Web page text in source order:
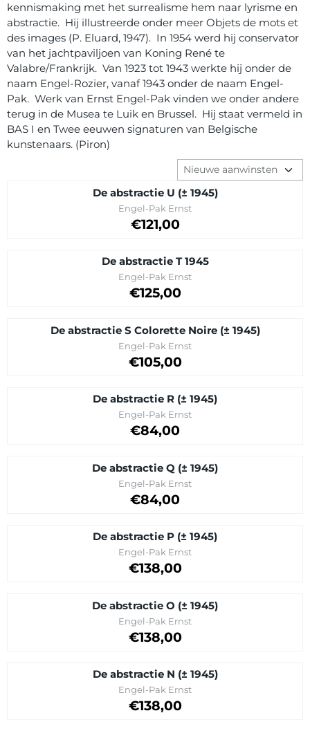
kennismaking met het surrealisme hem naar lyrisme en
abstractie. Hij illustreerde onder meer Objets de mots et
des images (P. Eluard, 1947). In 1954 werd hij conservator
van het jachtpaviljoen van Koning René te
Valabre/Frankrijk. Van 1923 tot 1943 werkte hij onder de
naam Engel-Rozier, vanaf 1943 onder de naam Engel-
Pak. Werk van Ernst Engel-Pak vinden we onder andere
terug in de Musea te Luik en Brussel. Hij staat vermeld in
BAS I en Twee eeuwen signaturen van Belgische
kunstenaars. (Piron)
Sorteermethode
De abstractie U (± 1945)
Merk:
Engel-Pak Ernst
Prijs op aanvraag
€121,00
De abstractie T 1945
Merk:
Engel-Pak Ernst
Prijs op aanvraag
€125,00
De abstractie S Colorette Noire (± 1945)
Merk:
Engel-Pak Ernst
Prijs op aanvraag
€105,00
De abstractie R (± 1945)
Merk:
Engel-Pak Ernst
Prijs op aanvraag
€84,00
De abstractie Q (± 1945)
Merk:
Engel-Pak Ernst
Prijs op aanvraag
€84,00
De abstractie P (± 1945)
Merk:
Engel-Pak Ernst
Prijs op aanvraag
€138,00
De abstractie O (± 1945)
Merk:
Engel-Pak Ernst
Prijs op aanvraag
€138,00
De abstractie N (± 1945)
Merk:
Engel-Pak Ernst
Prijs op aanvraag
€138,00